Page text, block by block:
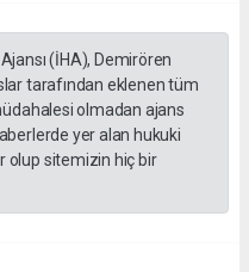
(İHA), Demirören
tarafından eklenen tüm
olmadan ajans
yer alan hukuki
olup sitemizin hiç bir